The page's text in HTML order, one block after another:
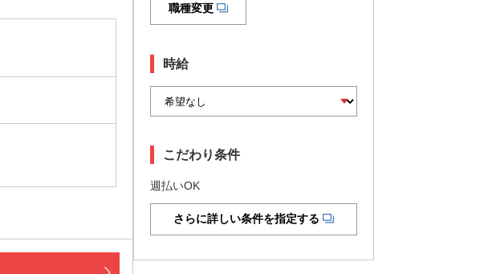
職種変更
時給
こだわり条件
週払いOK
さらに詳しい条件を指定する